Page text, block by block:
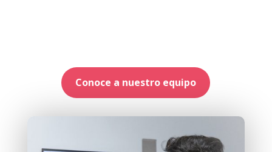
Conoce a nuestro equipo